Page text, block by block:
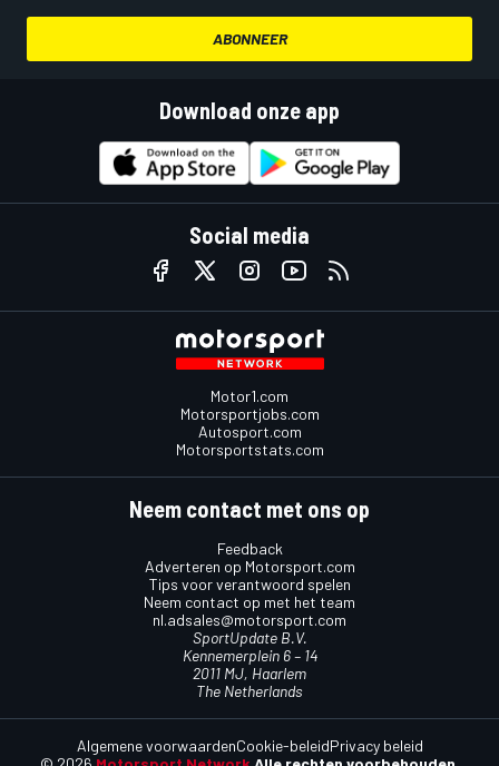
ABONNEER
Download onze app
Social media
Motor1.com
Motorsportjobs.com
Autosport.com
Motorsportstats.com
Neem contact met ons op
Feedback
Adverteren op Motorsport.com
Tips voor verantwoord spelen
Neem contact op met het team
nl.adsales@motorsport.com
SportUpdate B.V.
Kennemerplein 6 – 14
2011 MJ, Haarlem
The Netherlands
Algemene voorwaardenCookie-beleidPrivacy beleid